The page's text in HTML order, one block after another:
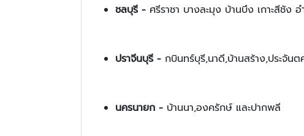
ชลบุรี - ศรีราชา บางละมุง บ้านบึง เกาะสีชั
ปราจีนบุรี - กบินทร์บุรี,นาดี,บ้านสร้าง,ประจัน
นครนายก - บ้านนา,องครักษ์ และปากพลี